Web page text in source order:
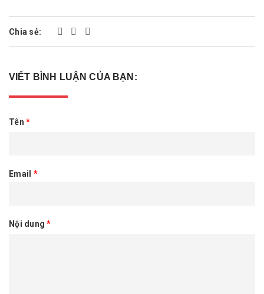
Chia sẻ:
VIẾT BÌNH LUẬN CỦA BẠN:
Tên *
Email *
Nội dung*